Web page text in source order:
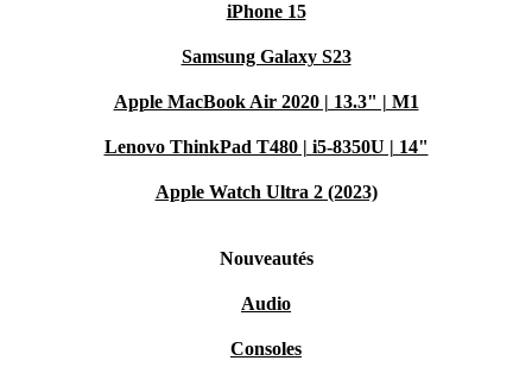
iPhone 15
Samsung Galaxy S23
Apple MacBook Air 2020 | 13.3" | M1
Lenovo ThinkPad T480 | i5-8350U | 14"
Apple Watch Ultra 2 (2023)
Nouveautés
Audio
Consoles